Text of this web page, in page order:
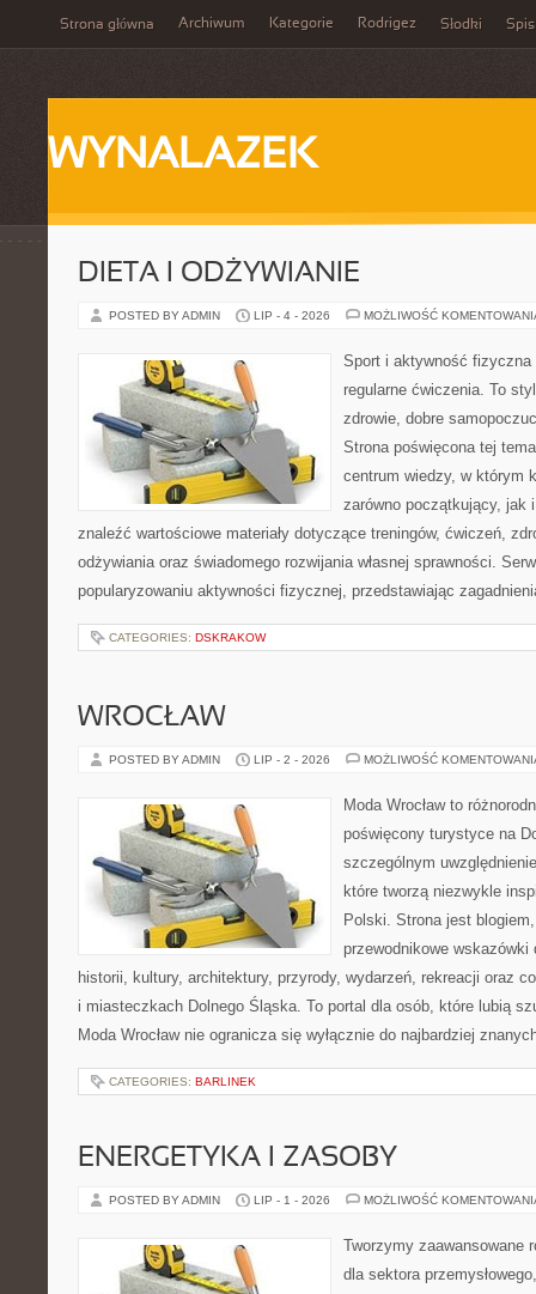
Strona główna Archiwum Kategorie Rodrigez Słodki Spis
WYNALAZEK
DIETA I ODŻYWIANIE
POSTED BY ADMIN LIP - 4 - 2026 MOŻLIWOŚĆ
Sport i aktywność
regularne ćwiczenia. To
zdrowie, dobre
Strona poświęcona tej
centrum wiedzy, w którym
zarówno początkujący, jak
znaleźć wartościowe materiały dotyczące treningów, ćwiczeń,
odżywiania oraz świadomego rozwijania własnej sprawności.
popularyzowaniu aktywności fizycznej, przedstawiając
CATEGORIES: DSKRAKOW
WROCŁAW
POSTED BY ADMIN LIP - 2 - 2026 MOŻLIWOŚĆ
Moda Wrocław to
poświęcony turystyce na
szczególnym
które tworzą niezwykle
Polski. Strona jest
przewodnikowe
historii, kultury, architektury, przyrody, wydarzeń, rekreacji oraz
i miasteczkach Dolnego Śląska. To portal dla osób, które lubią
Moda Wrocław nie ogranicza się wyłącznie do najbardziej
CATEGORIES: BARLINEK
ENERGETYKA I ZASOBY
POSTED BY ADMIN LIP - 1 - 2026 MOŻLIWOŚĆ
Tworzymy zaawansowane
dla sektora